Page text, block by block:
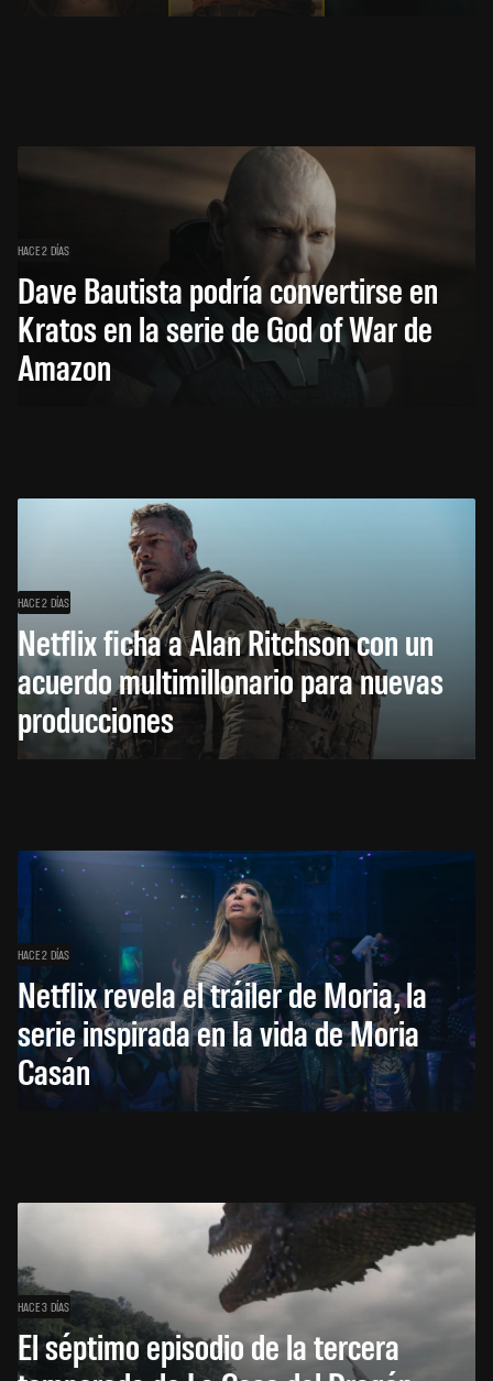
HACE 2 DÍAS
Dave Bautista podría convertirse en
Kratos en la serie de God of War de
Amazon
HACE 2 DÍAS
Netflix ficha a Alan Ritchson con un
acuerdo multimillonario para nuevas
producciones
HACE 2 DÍAS
Netflix revela el tráiler de Moria, la
serie inspirada en la vida de Moria
Casán
HACE 3 DÍAS
El séptimo episodio de la tercera